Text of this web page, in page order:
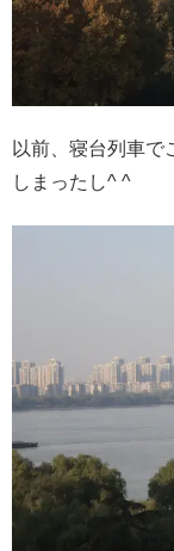
以前、寝台列車で
しまったし^ ^